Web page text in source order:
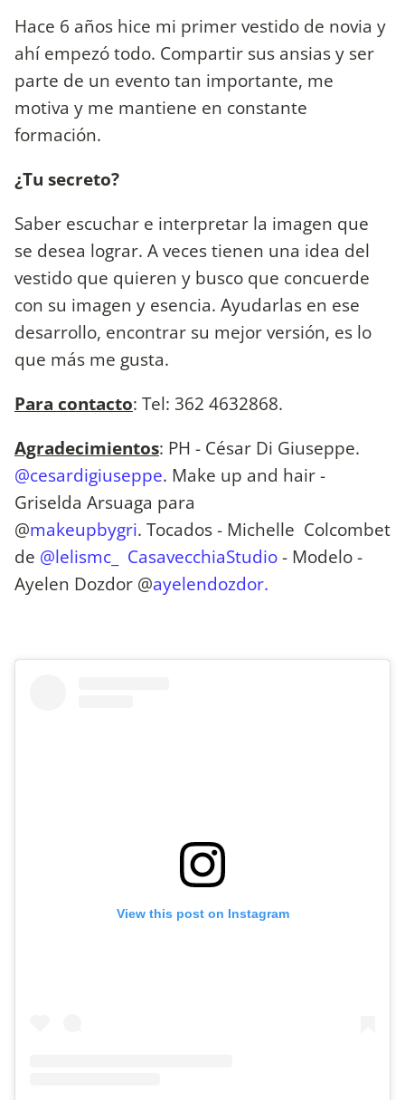
Hace 6 años hice mi primer vestido de novia y
ahí empezó todo. Compartir sus ansias y ser
parte de un evento tan importante, me
motiva y me mantiene en constante
formación.
¿Tu secreto?
Saber escuchar e interpretar la imagen que
se desea lograr. A veces tienen una idea del
vestido que quieren y busco que concuerde
con su imagen y esencia. Ayudarlas en ese
desarrollo, encontrar su mejor versión, es lo
que más me gusta.
Para contacto: Tel: 362 4632868.
Agradecimientos: PH - César Di Giuseppe.
@cesardigiuseppe. Make up and hair -
Griselda Arsuaga para
@makeupbygri. Tocados - Michelle Colcombet
de @lelismc_ CasavecchiaStudio- Modelo -
Ayelen Dozdor @ayelendozdor.
View this post on Instagram